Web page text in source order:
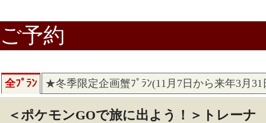
ご予約
全ﾌﾟﾗﾝ ★冬季限定企画蟹ﾌﾟﾗﾝ(11月7日から来年3月
＜ポケモンGOで旅に出よう！＞トレーナ